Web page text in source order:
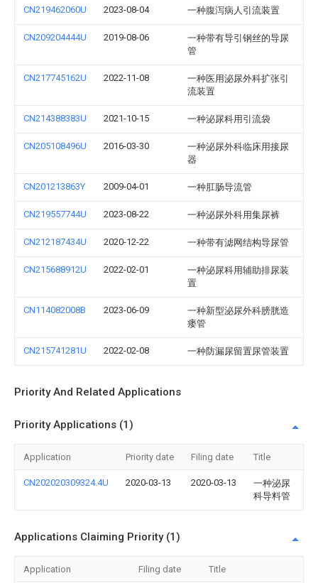
CN219462060U 2023-08-04 一种腹泻病人引流装置
CN209204444U 2019-08-06
一种带有导引钢丝的导尿
管
CN217745162U 2022-11-08
一种医用泌尿外科扩张引
流装置
CN214388383U 2021-10-15 一种泌尿科用引流袋
CN205108496U 2016-03-30
一种泌尿外科临床用接尿
器
CN201213863Y 2009-04-01 一种肛肠导流管
CN219557744U 2023-08-22 一种泌尿外科用集尿裤
CN212187434U 2020-12-22 一种带有滤网结构导尿管
CN215688912U 2022-02-01
一种泌尿科用辅助排尿装
置
CN114082008B 2023-06-09
一种新型泌尿外科膀胱造
瘘管
CN215741281U 2022-02-08 一种防漏尿留置尿管装置
Priority And Related Applications
Priority Applications (1)
Application Priority date Filing date Title
CN202020309324.4U 2020-03-13 2020-03-13
一种泌尿
科导料管
Applications Claiming Priority (1)
Application Filing date Title